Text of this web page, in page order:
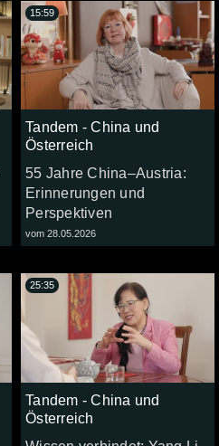
Tandem - China und
Österreich
55 Jahre China–Austria:
Erinnerungen und
Perspektiven
vom 28.05.2026
15:59
Tandem - China und
Österreich
25:35